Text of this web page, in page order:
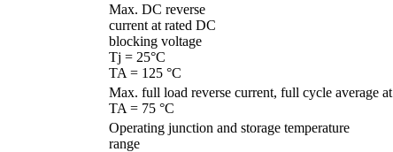
Max. DC reverse
current at rated DC
blocking voltage
Tj = 25°С
TA = 125 °C
Max. full load reverse current, full cycle average at
TA = 75 °C
Operating junction and storage temperature
range